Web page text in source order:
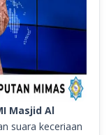
Masjid Al
suara keceriaan